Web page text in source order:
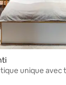
unique avec